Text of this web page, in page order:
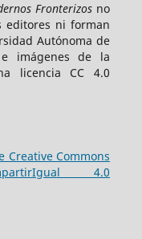
Fronterizosno
editores ni forman
Autónoma de
e imágenes de la
licencia CC 4.0
Creative Commons
4.0